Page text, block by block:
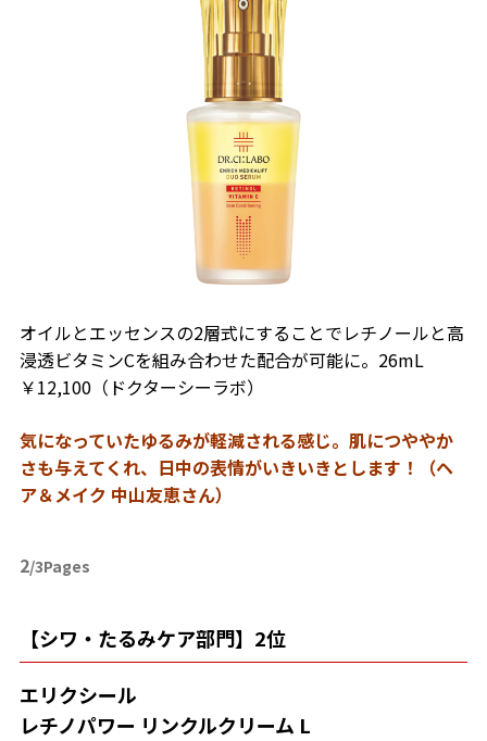
オイルとエッセンスの2層式にすることでレチノールと高
浸透ビタミンCを組み合わせた配合が可能に。 26mL
￥12,100（ドクターシーラボ）
気になっていたゆるみが軽減される感じ。肌につややか
さも与えてくれ、日中の表情がいきいきとします！（ヘ
ア＆メイク 中山友恵さん）
2/3Pages
【シワ・たるみケア部門】2位
エリクシール
レチノパワー リンクルクリーム L